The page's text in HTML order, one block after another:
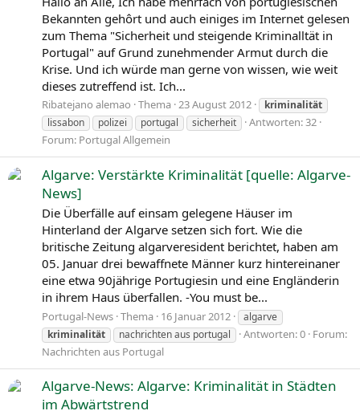
Bekannten gehôrt und auch einiges im Internet gelesen
zum Thema "Sicherheit und steigende Kriminalltät in
Portugal" auf Grund zunehmender Armut durch die
Krise. Und ich würde man gerne von wissen, wie weit
dieses zutreffend ist. Ich...
Ribatejano alemao Thema 23 August 2012
kriminalität
lissabon
polizei portugal sicherheit
Antworten: 32
Forum: Portugal Allgemein
Algarve: Verstärkte Kriminalität [quelle: Algarve-
News]
Die Überfälle auf einsam gelegene Häuser im
Hinterland der Algarve setzen sich fort. Wie die
britische Zeitung algarveresident berichtet, haben am
05. Januar drei bewaffnete Männer kurz hintereinaner
eine etwa 90jährige Portugiesin und eine Engländerin
in ihrem Haus überfallen. -You must be...
Portugal-News Thema 16 Januar 2012
algarve
kriminalität
nachrichten aus portugal Antworten: 0 Forum:
Nachrichten aus Portugal
Algarve-News: Algarve: Kriminalität in Städten
im Abwärtstrend